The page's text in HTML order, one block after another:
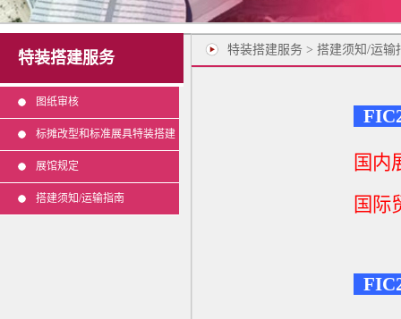
特装搭建服务
图纸审核
标摊改型和标准展具特装搭建
展馆规定
搭建须知/运输指南
特装搭建服务 > 搭建须知/运输
国内
国际